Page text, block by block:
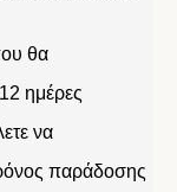
θα
ημέρες
να
παράδοσης